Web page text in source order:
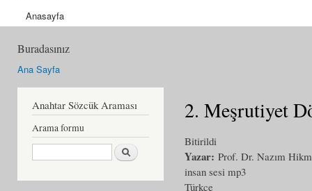
Anasayfa
Buradasınız
Ana Sayfa
Anahtar Sözcük Araması
Arama formu
Ara
2. Meşrutiyet
Bitirildi
Yazar: Prof. Dr. Nazım
insan sesi mp3
Türkçe